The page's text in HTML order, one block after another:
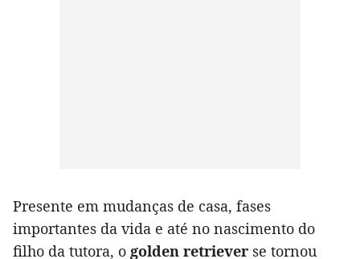
Presente em mudanças de casa, fases
importantes da vida e até no nascimento do
filho da tutora, o golden retriever se tornou